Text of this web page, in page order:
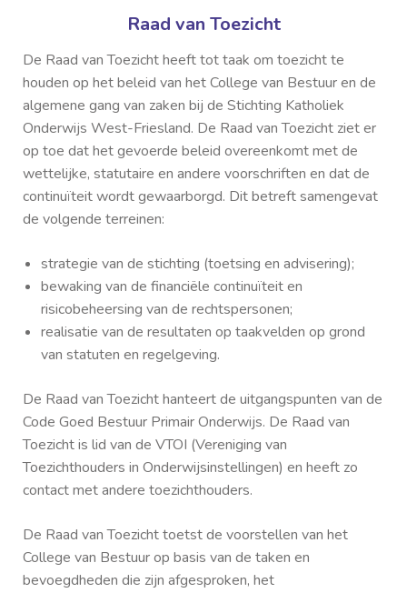
Raad van Toezicht
De Raad van Toezicht heeft tot taak om toezicht te
houden op het beleid van het College van Bestuur en de
algemene gang van zaken bij de Stichting Katholiek
Onderwijs West-Friesland. De Raad van Toezicht ziet er
op toe dat het gevoerde beleid overeenkomt met de
wettelijke, statutaire en andere voorschriften en dat de
continuïteit wordt gewaarborgd. Dit betreft samengevat
de volgende terreinen:
strategie van de stichting (toetsing en advisering);
bewaking van de financiële continuïteit en
risicobeheersing van de rechtspersonen;
realisatie van de resultaten op taakvelden op grond
van statuten en regelgeving.
De Raad van Toezicht hanteert de uitgangspunten van de
Code Goed Bestuur Primair Onderwijs. De Raad van
Toezicht is lid van de VTOI (Vereniging van
Toezichthouders in Onderwijsinstellingen) en heeft zo
contact met andere toezichthouders.
De Raad van Toezicht toetst de voorstellen van het
College van Bestuur op basis van de taken en
bevoegdheden die zijn afgesproken, het